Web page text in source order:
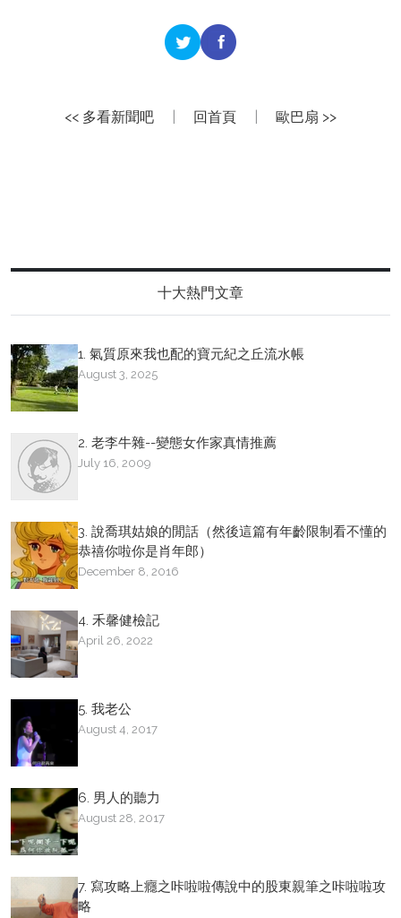
<< 多看新聞吧 回首頁 歐巴扇 >>
十大熱門文章
1. 氣質原來我也配的寶元紀之丘流水帳
August 3, 2025
2. 老李牛雜--變態女作家真情推薦
July 16, 2009
3. 說喬琪姑娘的閒話（然後這篇有年齡限制看不懂的
恭禧你啦你是肖年郎）
December 8, 2016
4. 禾馨健檢記
April 26, 2022
5. 我老公
August 4, 2017
6. 男人的聽力
August 28, 2017
7. 寫攻略上癮之咔啦啦傳說中的股東親筆之咔啦啦攻
略